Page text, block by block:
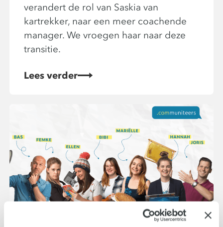
verandert de rol van Saskia van
kartrekker, naar een meer coachende
manager. We vroegen haar naar deze
transitie.
Lees verder